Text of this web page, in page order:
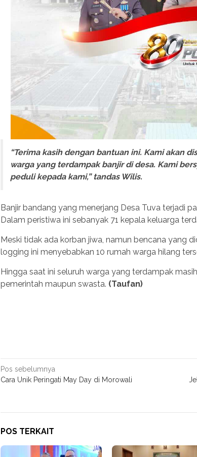
“Terima kasih dengan bantuan ini. Kami akan
warga yang terdampak banjir di desa. Kami
peduli kepada kami,” tandas Wilis.
Banjir bandang yang menerjang Desa Tuva terjadi
Dalam peristiwa ini sebanyak 71 kepala keluarga
Meski tidak ada korban jiwa, namun bencana yang
logging ini menyebabkan 10 rumah warga hilang
Hingga saat ini seluruh warga yang terdampak
pemerintah maupun swasta. (Taufan)
Navigasi
pos
Pos sebelumnya
Cara Unik Peringati May Day di Morowali
POS TERKAIT